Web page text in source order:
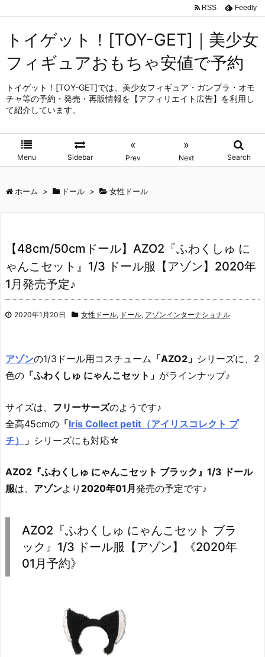
トイゲット！[TOY-GET]｜美少女
フィギュアおもちゃ安値で予約
トイゲット！[TOY-GET]では、美少女フィギュア・ガンプラ・オモ
チャ等の予約・発売・再販情報を【アフィリエイト広告】を利用し
て紹介しています。
Menu Sidebar
«
Prev
»
Next Search
RSS Feedly
ホーム > ドール > 女性ドール
【48cm/50cmドール】AZO2『ふわくしゅ に
ゃんこセット』1/3 ドール服【アゾン】2020年
1月発売予定♪
2020年1月20日 女性ドール, ドール, アゾンインターナショナル
アゾンの1/3ドール用コスチューム 「AZO2」 シリーズに、2
色の 「ふわくしゅ にゃんこセット」 がラインナップ♪
サイズは、 フリーサーズのようです♪
全高45cmの 「Iris Collect petit（アイリスコレクト プ
チ）
」 シリーズにも対応☆
AZO2『ふわくしゅ にゃんこセット ブラック』1/3 ドール
服は、 アゾンより 2020年01月 発売の予定です♪
AZO2『ふわくしゅ にゃんこセット ブラ
ック』1/3 ドール服【アゾン】《2020年
01月予約》